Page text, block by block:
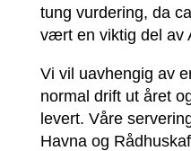
tung vurdering, da
vært en viktig del av
Vi vil uavhengig av
normal drift ut året
levert. Våre
Havna og